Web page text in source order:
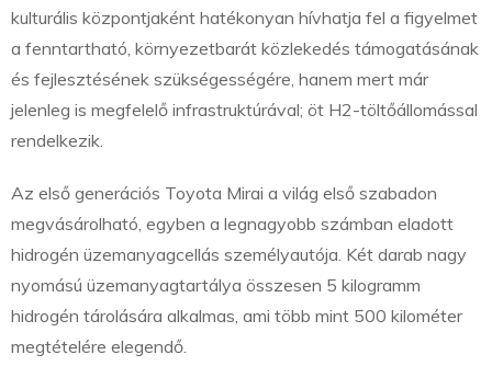
kulturális központjaként hatékonyan hívhatja fel a figyelmet
a fenntartható, környezetbarát közlekedés támogatásának
és fejlesztésének szükségességére, hanem mert már
jelenleg is megfelelő infrastruktúrával; öt H2-töltőállomással
rendelkezik.
Az első generációs Toyota Mirai a világ első szabadon
megvásárolható, egyben a legnagyobb számban eladott
hidrogén üzemanyagcellás személyautója. Két darab nagy
nyomású üzemanyagtartálya összesen 5 kilogramm
hidrogén tárolására alkalmas, ami több mint 500 kilométer
megtételére elegendő.